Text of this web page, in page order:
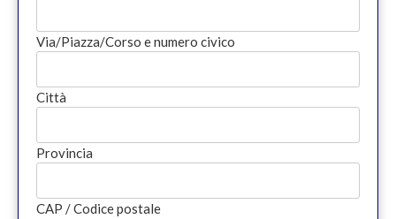
Via/Piazza/Corso e numero civico
Città
Provincia
CAP / Codice postale